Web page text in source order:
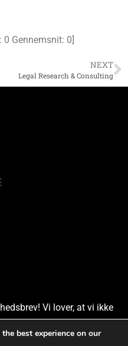
0 Gennemsnit: 0
NEXT
Legal Research & Consulting
Vi lover, at vi ikke
best experience on our